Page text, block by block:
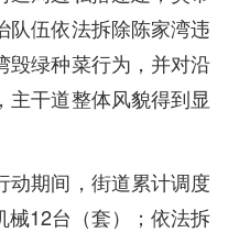
队伍依法拆除陈家湾违
毁绿种菜行为，并对沿
主干道整体风貌得到显
动期间，街道累计调度
械12台（套）；依法拆